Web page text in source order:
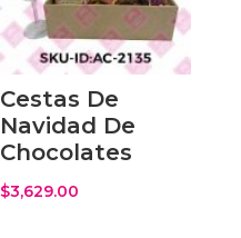
Cestas De
Navidad De
Chocolates
$3,629.00